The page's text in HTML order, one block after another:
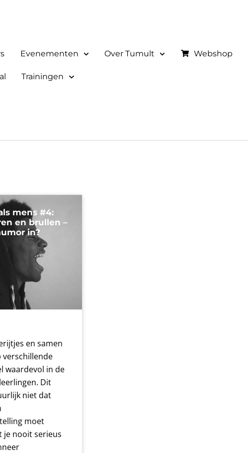
Evenementen Over Tumult Webshop
Trainingen
mens #4:
en brullen –
in?
en samen
verschillende
waardevol in de
Dit
niet dat
moet
je nooit serieus